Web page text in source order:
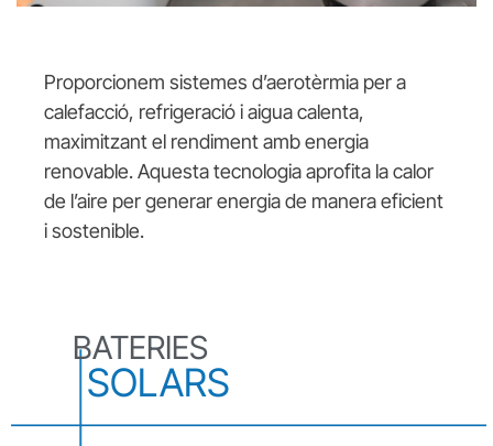
Proporcionem sistemes d’aerotèrmia per a
calefacció, refrigeració i aigua calenta,
maximitzant el rendiment amb energia
renovable. Aquesta tecnologia aprofita la calor
de l’aire per generar energia de manera eficient
i sostenible.
BATERIES
SOLARS